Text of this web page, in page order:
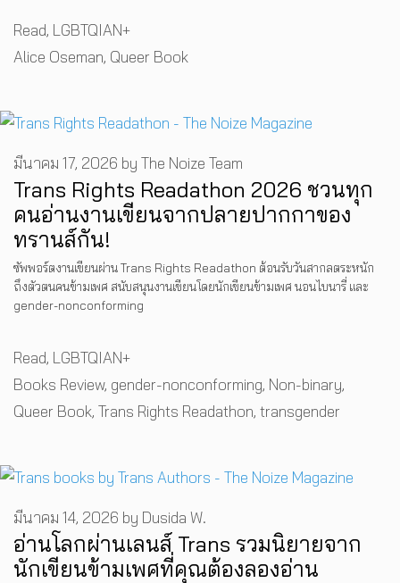
Categories
Read, LGBTQIAN+
Tags
Alice Oseman, Queer Book
Trans Rights Readathon 2026 ชวนทุก
คนอ่านงานเขียนจากปลายปากกาของ
ทรานส์กัน!
มีนาคม 17, 2026 by The Noize Team
ซัพพอร์ตงานเขียนผ่าน Trans Rights Readathon ต้อนรับวันสากลตระหนัก
ถึงตัวตนคนข้ามเพศ สนับสนุนงานเขียนโดยนักเขียนข้ามเพศ นอนไบนารี่ และ
gender-nonconforming
Categories
Read, LGBTQIAN+
Tags
Books Review, gender-nonconforming, Non-binary,
Queer Book, Trans Rights Readathon, transgender
อ่านโลกผ่านเลนส์ Trans รวมนิยายจาก
นักเขียนข้ามเพศที่คุณต้องลองอ่าน
มีนาคม 14, 2026 by Dusida W.